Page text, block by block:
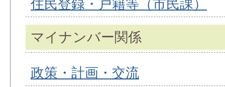
住民登録・戸籍等（市民課）
マイナンバー関係
政策・計画・交流